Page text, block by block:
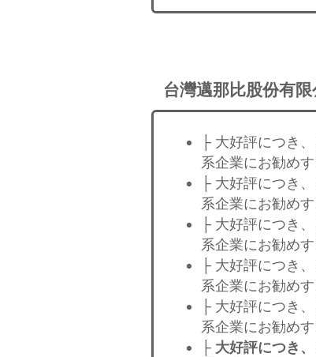
台灣邁那比股份有限
├ 大好評につき
系企業にお勧め
├ 大好評につき
系企業にお勧め
├ 大好評につき
系企業にお勧め
├ 大好評につき
系企業にお勧め
├ 大好評につき
系企業にお勧め
├ 大好評につき